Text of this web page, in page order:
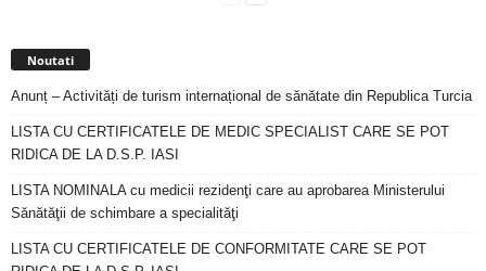
Noutati
Anunț – Activități de turism internațional de sănătate din Republica Turcia
LISTA CU CERTIFICATELE DE MEDIC SPECIALIST CARE SE POT
RIDICA DE LA D.S.P. IASI
LISTA NOMINALA cu medicii rezidenţi care au aprobarea Ministerului
Sănătăţii de schimbare a specialităţi
LISTA CU CERTIFICATELE DE CONFORMITATE CARE SE POT